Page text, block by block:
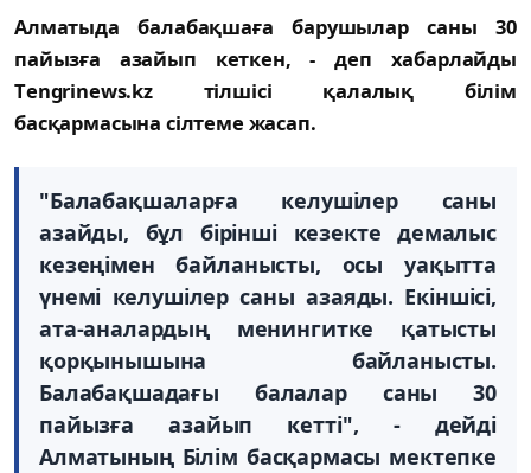
Алматыда балабақшаға барушылар саны 30
пайызға азайып кеткен, - деп хабарлайды
Тengrinews.kz тілшісі қалалық білім
басқармасына сілтеме жасап.
"Балабақшаларға келушілер саны
азайды, бұл бірінші кезекте демалыс
кезеңімен байланысты, осы уақытта
үнемі келушілер саны азаяды. Екіншісі,
ата-аналардың менингитке қатысты
қорқынышына байланысты.
Балабақшадағы балалар саны 30
пайызға азайып кетті", - дейді
Алматының Білім басқармасы мектепке